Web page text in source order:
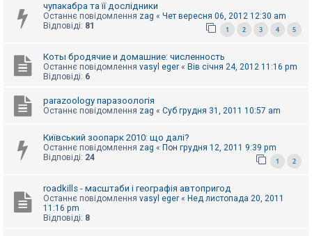
е
чупакабра та її дослідники
Останнє повідомлення zag « Чет вересня 06, 2012 12:30 am
Відповіді: 81 1 2 3 4 5
Коты бродячие и домашние: численность
Останнє повідомлення vasyl eger « Вів січня 24, 2012 11:16 pm
Відповіді: 6
parazoology паразоологія
Останнє повідомлення zag « Суб грудня 31, 2011 10:57 am
Київський зоопарк 2010: що далі?
Останнє повідомлення zag « Пон грудня 12, 2011 9:39 pm
Відповіді: 24 1 2
roadkills - масштаби і географія автопригод
Останнє повідомлення vasyl eger « Нед листопада 20, 2011
11:16 pm
Відповіді: 8